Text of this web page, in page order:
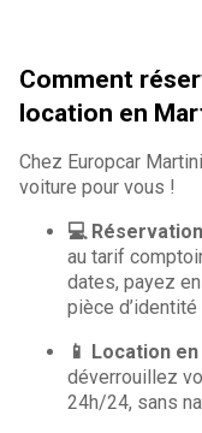
Comment
location en
Chez Europcar
voiture pour vous !
💻
au tarif
dates, payez
pièce
📱 Location
déverrouillez
24h/24, sans